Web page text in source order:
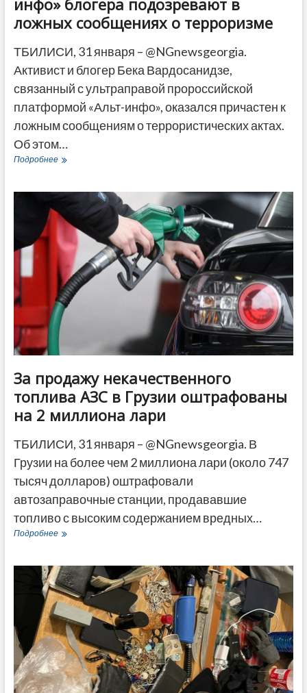
инфо» блогера подозревают в
ложных сообщениях о терроризме
ТБИЛИСИ, 31 января – @NGnewsgeorgia.
Активист и блогер Бека Вардосанидзе,
связанный с ультраправой пророссийской
платформой «Альт-инфо», оказался причастен к
ложным сообщениям о террористических актах.
Об этом…
ПодробнееСвязанного
«Альт-
блогера
подозревают
в
ложных
сообщениях
о
терроризме
За продажу некачественного
топлива АЗС в Грузии оштрафованы
на 2 миллиона лари
ТБИЛИСИ, 31 января – @NGnewsgeorgia. В
Грузии на более чем 2 миллиона лари (около 747
тысяч долларов) оштрафовали
автозаправочные станции, продававшие
топливо с высоким содержанием вредных…
ПодробнееЗа
топлива
АЗС
в
Грузии
оштрафованы
на
2
миллиона
лари